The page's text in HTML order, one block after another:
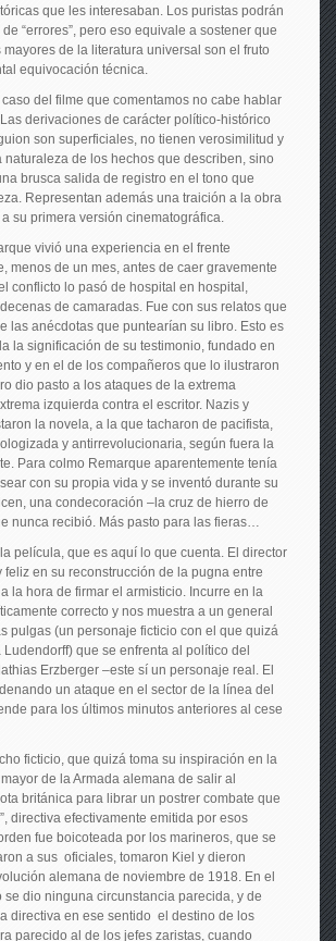
que les interesaban. Los puristas podrán
“errores”, pero eso equivale a sostener que
de la literatura universal son el fruto
equivocación técnica.
del filme que comentamos no cabe hablar
derivaciones de carácter político-histórico
son superficiales, no tienen verosimilitud y
naturaleza de los hechos que describen, sino
brusca salida de registro en el tono que
Representan además una traición a la obra
su primera versión cinematográfica.
vivió una experiencia en el frente
menos de un mes, antes de caer gravemente
conflicto lo pasó de hospital en hospital,
de camaradas. Fue con sus relatos que
las anécdotas que puntearían su libro. Esto es
la significación de su testimonio, fundado en
y en el de los compañeros que lo ilustraron
dio pasto a los ataques de la extrema
izquierda contra el escritor. Nazis y
la novela, a la que tacharon de pacifista,
y antirrevolucionaria, según fuera la
Para colmo Remarque aparentemente tenía
con su propia vida y se inventó durante su
una condecoración –la cruz de hierro de
nunca recibió. Más pasto para las fieras…
película, que es aquí lo que cuenta. El director
feliz en su reconstrucción de la pugna entre
la hora de firmar el armisticio. Incurre en la
correcto y nos muestra a un general
pulgas (un personaje ficticio con el que quizá
que se enfrenta al político del
Erzberger –este sí un personaje real. El
un ataque en el sector de la línea del
para los últimos minutos anteriores al cese
ficticio, que quizá toma su inspiración en la
de la Armada alemana de salir al
británica para librar un postrer combate que
directiva efectivamente emitida por esos
fue boicoteada por los marineros, que se
a sus oficiales, tomaron Kiel y dieron
alemana de noviembre de 1918. En el
se dio ninguna circunstancia parecida, y de
directiva en ese sentido el destino de los
parecido al de los jefes zaristas, cuando